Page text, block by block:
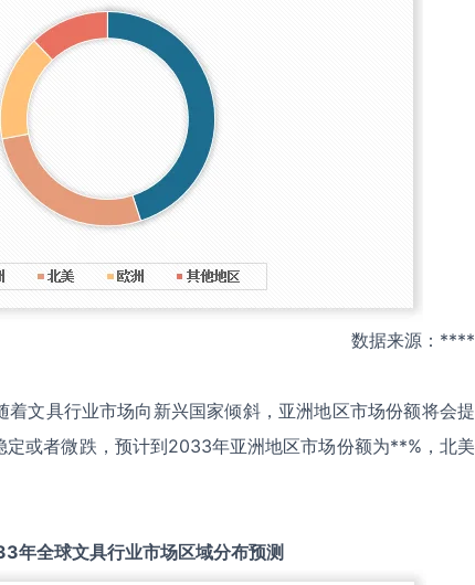
数据来源：****
着文具行业市场向新兴国家倾斜，亚洲地区市场份额将会提
定或者微跌，预计到2033年亚洲地区市场份额为**%，北美
年全球文具行业市场区域分布预测